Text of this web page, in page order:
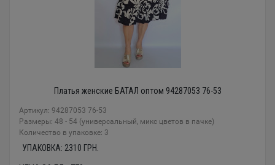
Платья женские БАТАЛ оптом 94287053 76-53
Артикул: 94287053 76-53
Размеры: 48 - 54 (универсальный, микс цветов в пачке)
Количество в упаковке: 3
УПАКОВКА: 2310 ГРН.